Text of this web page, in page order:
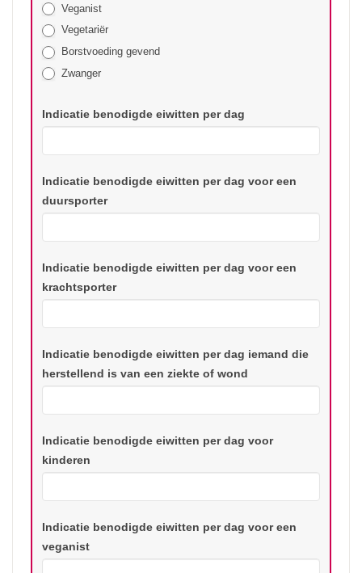
Veganist
Vegetariër
Borstvoeding gevend
Zwanger
Indicatie benodigde eiwitten per dag
Indicatie benodigde eiwitten per dag voor een
duursporter
Indicatie benodigde eiwitten per dag voor een
krachtsporter
Indicatie benodigde eiwitten per dag iemand die
herstellend is van een ziekte of wond
Indicatie benodigde eiwitten per dag voor
kinderen
Indicatie benodigde eiwitten per dag voor een
veganist